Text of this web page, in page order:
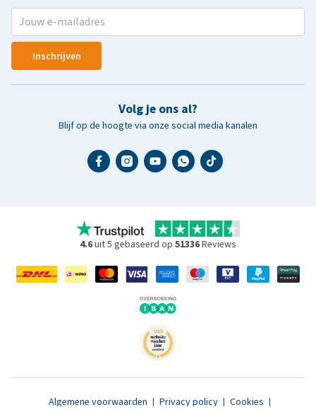
Inschrijven
Volg je ons al?
Blijf op de hoogte via onze social media kanalen
4.6uit 5 gebaseerd op 51336Reviews
Algemene voorwaarden | Privacy policy | Cookies |